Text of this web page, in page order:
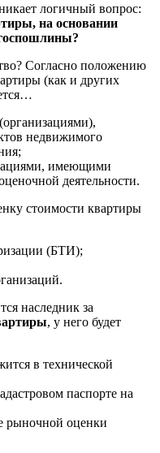
логичный вопрос:
на основании
Согласно положению
(как и других
недвижимого
имеющими
деятельности.
стоимости квартиры
(БТИ);
наследник за
, у него будет
в технической
паспорте на
рыночной оценки